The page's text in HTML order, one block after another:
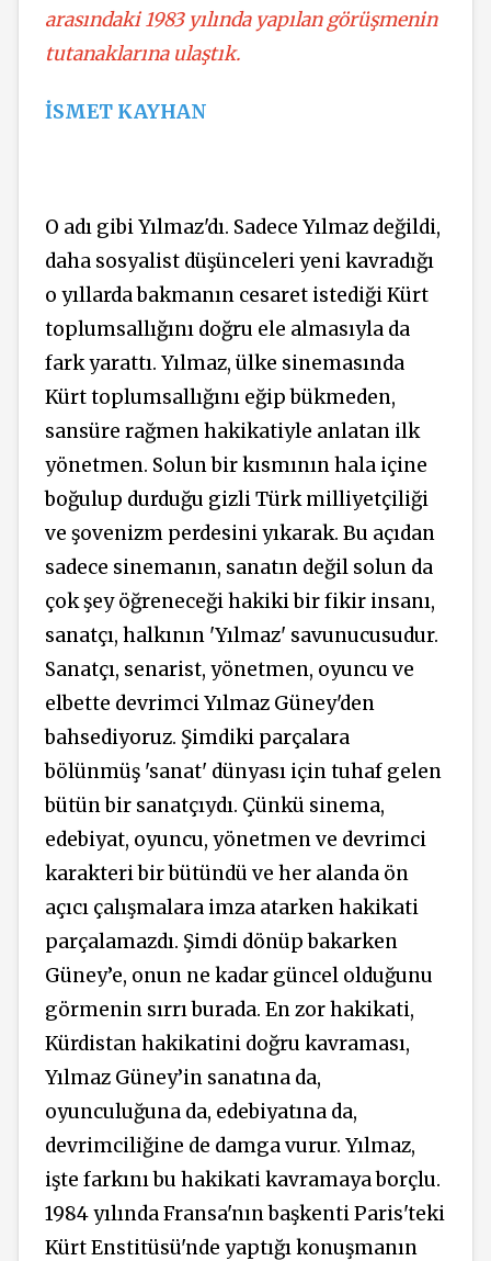
arasındaki 1983 yılında yapılan görüşmenin
tutanaklarına ulaştık.
İSMET KAYHAN
O adı gibi Yılmaz'dı. Sadece Yılmaz değildi,
daha sosyalist düşünceleri yeni kavradığı
o yıllarda bakmanın cesaret istediği Kürt
toplumsallığını doğru ele almasıyla da
fark yarattı. Yılmaz, ülke sinemasında
Kürt toplumsallığını eğip bükmeden,
sansüre rağmen hakikatiyle anlatan ilk
yönetmen. Solun bir kısmının hala içine
boğulup durduğu gizli Türk milliyetçiliği
ve şovenizm perdesini yıkarak. Bu açıdan
sadece sinemanın, sanatın değil solun da
çok şey öğreneceği hakiki bir fikir insanı,
sanatçı, halkının 'Yılmaz' savunucusudur.
Sanatçı, senarist, yönetmen, oyuncu ve
elbette devrimci Yılmaz Güney'den
bahsediyoruz. Şimdiki parçalara
bölünmüş 'sanat' dünyası için tuhaf gelen
bütün bir sanatçıydı. Çünkü sinema,
edebiyat, oyuncu, yönetmen ve devrimci
karakteri bir bütündü ve her alanda ön
açıcı çalışmalara imza atarken hakikati
parçalamazdı. Şimdi dönüp bakarken
Güney’e, onun ne kadar güncel olduğunu
görmenin sırrı burada. En zor hakikati,
Kürdistan hakikatini doğru kavraması,
Yılmaz Güney’in sanatına da,
oyunculuğuna da, edebiyatına da,
devrimciliğine de damga vurur. Yılmaz,
işte farkını bu hakikatikavramayaborçlu.
1984 yılında Fransa'nın başkenti Paris'teki
Kürt Enstitüsü'nde yaptığı konuşmanın